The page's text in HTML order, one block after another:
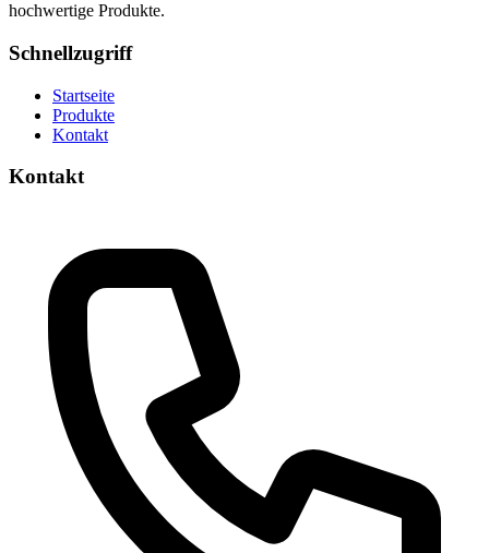
hochwertige Produkte.
Schnellzugriff
Startseite
Produkte
Kontakt
Kontakt